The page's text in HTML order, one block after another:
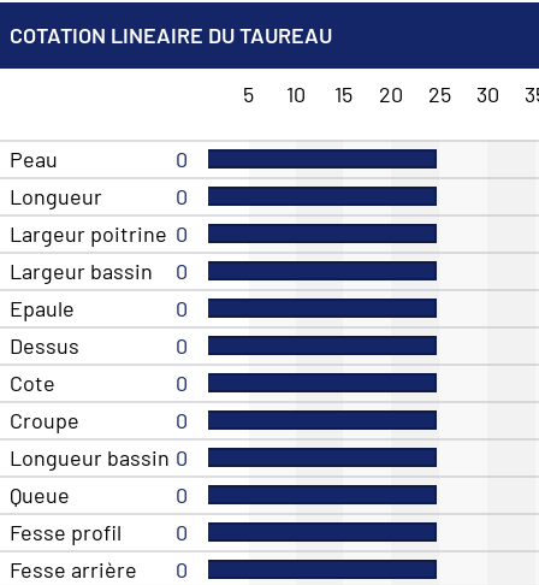
COTATION LINEAIRE DU TAUREAU
5 10 15 20 25 30
Peau
0
Longueur
0
Largeur poitrine 0
Largeur bassin
0
Epaule
0
Dessus
0
Cote
0
Croupe
0
Longueur bassin 0
Queue
0
Fesse profil
0
Fesse arrière
0